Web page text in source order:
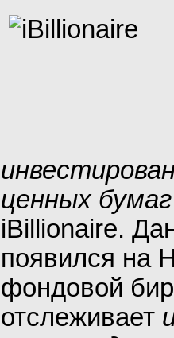
ценных бумаг
iBillionaire.
появился на
фондовой
отслеживает